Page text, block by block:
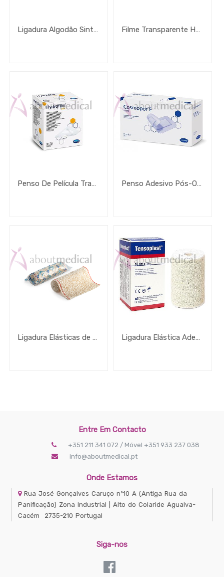
Ligadura Algodão Sintético Filme Transparente Hydrofilm Roll
Penso De Película Transparente Autoadesivo Hydrofilm Plus Profissional Penso Adesivo Pós-Operatório Cosmopor E
Ligadura Elásticas de Crepe Ligadura Elástica Adesiva Tensoplast
Entre Em Contacto
+351 211 341 072 / Móvel +351 933 237 038
info@aboutmedical.pt
Onde Estamos
Rua José Gonçalves Caruço nº10 A (Antiga Rua da
Panificação) Zona Industrial | Alto do Colaride Agualva-
Cacém
2735-210 Portugal
Siga-nos